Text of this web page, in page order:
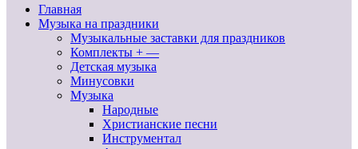
Главная
Музыка на праздники
Музыкальные заставки для праздников
Комплекты + —
Детская музыка
Минусовки
Музыка
Народные
Христианские песни
Инструментал